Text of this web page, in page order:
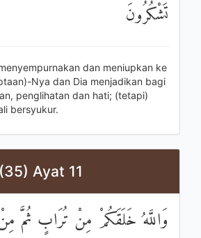
تَشْكُرُونَ
dan meniupkan ke
Nya dan Dia menjadikan bagi
penglihatan dan hati; (tetapi)
bersyukur.
Ayat 11
وَاللَّهُ خَلَقَكُمْ مِنْ تُرَابٍ ثُمَّ